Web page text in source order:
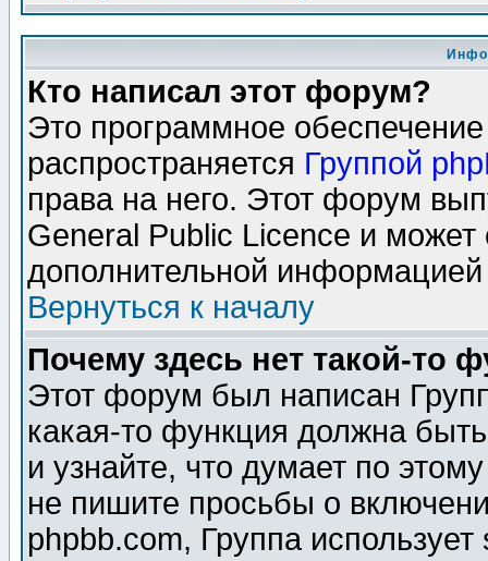
Кто написал этот форум?
Это программное
распространяется Группой
права на него. Этот форум
General Public Licence и может
дополнительной
Вернуться к началу
Почему здесь нет такой-то
Этот форум был написан
какая-то функция должна
и узнайте, что думает по
не пишите просьбы о
phpbb.com, Группа